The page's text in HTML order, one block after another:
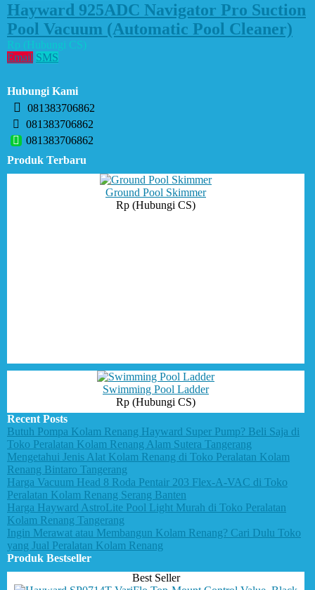
Hayward 925ADC Navigator Pro Suction
Pool Vacuum (Automatic Pool Cleaner)
Rp (Hubungi CS)
Email SMS
Hubungi Kami
081383706862
081383706862
081383706862
Produk Terbaru
Ground Pool Skimmer
Rp (Hubungi CS)
Swimming Pool Ladder
Rp (Hubungi CS)
Best Seller
Recent Posts
Butuh Pompa Kolam Renang Hayward Super Pump? Beli Saja di
Toko Peralatan Kolam Renang Alam Sutera Tangerang
Mengetahui Jenis Alat Kolam Renang di Toko Peralatan Kolam
Renang Bintaro Tangerang
Harga Vacuum Head 8 Roda Pentair 203 Flex-A-VAC di Toko
Peralatan Kolam Renang Serang Banten
Harga Hayward AstroLite Pool Light Murah di Toko Peralatan
Kolam Renang Tangerang
Ingin Merawat atau Membangun Kolam Renang? Cari Dulu Toko
yang Jual Peralatan Kolam Renang
Produk Bestseller
Best Seller